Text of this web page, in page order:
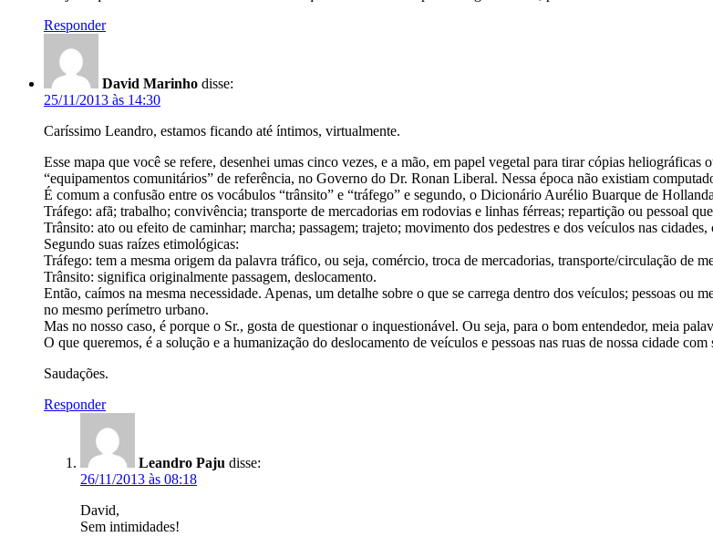
Responder
David Marinho disse:
25/11/2013 às 14:30
Caríssimo Leandro, estamos ficando até íntimos, virtualmente.
Esse mapa que você se refere, desenhei umas cinco vezes, e a mão, em papel vegetal para tirar cópias
“equipamentos comunitários” de referência, no Governo do Dr. Ronan Liberal. Nessa época não existiam
É comum a confusão entre os vocábulos “trânsito” e “tráfego” e segundo, o Dicionário Aurélio Buarque de
Tráfego: afã; trabalho; convivência; transporte de mercadorias em rodovias e linhas férreas; repartição ou pessoal
Trânsito: ato ou efeito de caminhar; marcha; passagem; trajeto; movimento dos pedestres e dos veículos nas
Segundo suas raízes etimológicas:
Tráfego: tem a mesma origem da palavra tráfico, ou seja, comércio, troca de mercadorias, transporte/circulação de
Trânsito: significa originalmente passagem, deslocamento.
Então, caímos na mesma necessidade. Apenas, um detalhe sobre o que se carrega dentro dos veículos; pessoas ou
no mesmo perímetro urbano.
Mas no nosso caso, é porque o Sr., gosta de questionar o inquestionável. Ou seja, para o bom entendedor, meia
O que queremos, é a solução e a humanização do deslocamento de veículos e pessoas nas ruas de nossa cidade
Saudações.
Responder
Leandro Paju disse:
26/11/2013 às 08:18
David,
Sem intimidades!